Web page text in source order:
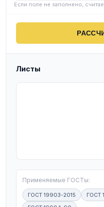
Если поле не заполнено,
Листы
Применяемые ГОСТы:
ГОСТ 19903-2015 ГОСТ